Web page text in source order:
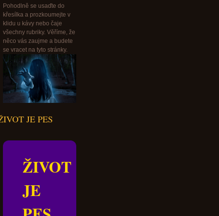
Pohodlně se usaďte do
křesílka a prozkoumejte v
klidu u kávy nebo čaje
všechny rubriky. Věříme, že
něco vás zaujme a budete
se vracet na tyto stránky.
JE PES
ŽIVOT
JE